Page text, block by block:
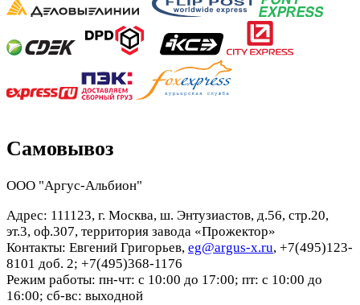
Самовывоз
ООО "Аргус-Альбион"
Адрес: 111123, г. Москва, ш. Энтузиастов, д.56, стр.20,
эт.3, оф.307, территория завода «Прожектор»
Контакты: Евгений Григорьев, eg@argus-x.ru, +7(495)123-
8101 доб. 2; +7(495)368-1176
Режим работы: пн-чт: с 10:00 до 17:00; пт: с 10:00 до
16:00; сб-вс: выходной